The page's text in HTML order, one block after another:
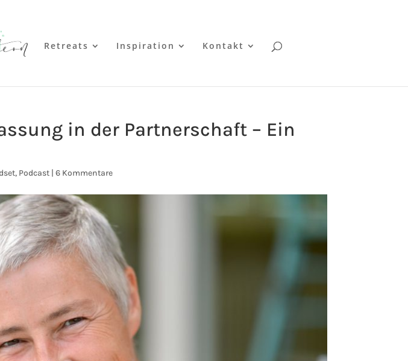
Retreats Inspiration Kontakt
in der Partnerschaft – Ein
, Podcast |6 Kommentare